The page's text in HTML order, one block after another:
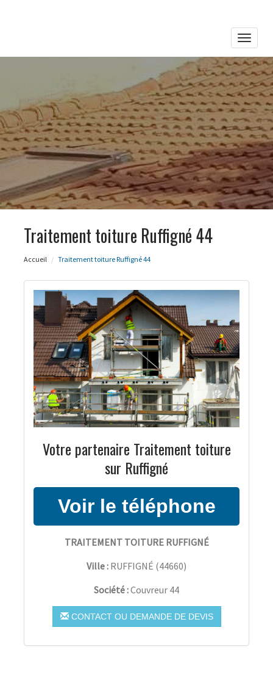
Toggle
Traitement toiture Ruffigné 44
Accueil Traitement toiture Ruffigné 44
Votre partenaire Traitement toiture
sur Ruffigné
TRAITEMENT TOITURE RUFFIGNÉ
Ville : RUFFIGNÉ (44660)
Société :Couvreur 44
CONTACT OU DEMANDE DE DEVIS